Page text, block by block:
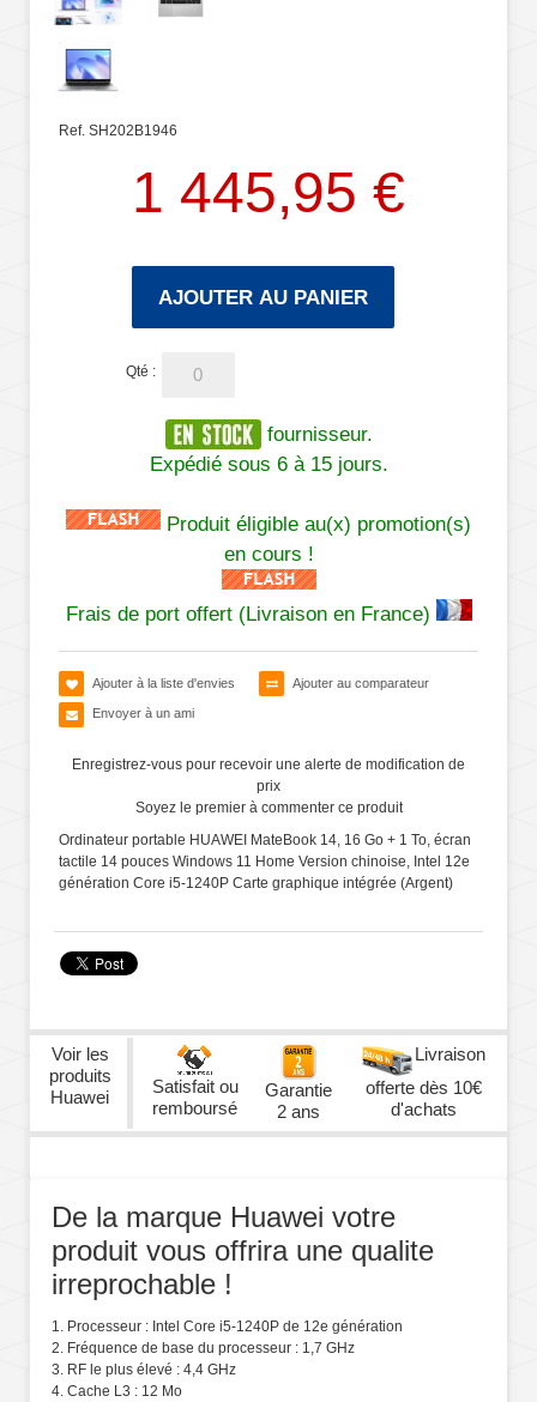
Ref. SH202B1946
1 445,95 €
AJOUTER AU PANIER
Qté :
fournisseur.
Expédié sous 6 à 15 jours.
Produit éligible au(x) promotion(s)
en cours !
Frais de port offert (Livraison en France)
Ajouter à la liste d'envies Ajouter au comparateur
Envoyer à un ami
Enregistrez-vous pour recevoir une alerte de modification de
prix
Soyez le premier à commenter ce produit
Ordinateur portable HUAWEI MateBook 14, 16 Go + 1 To, écran
tactile 14 pouces Windows 11 Home Version chinoise, Intel 12e
génération Core i5-1240P Carte graphique intégrée (Argent)
Voir les
produits
Huawei
Satisfait ou
remboursé
Garantie
2 ans
Livraison
offerte dès 10€
d'achats
De la marque Huawei votre
produit vous offrira une qualite
irreprochable !
1. Processeur : Intel Core i5-1240P de 12e génération
2. Fréquence de base du processeur : 1,7 GHz
3. RF le plus élevé : 4,4 GHz
4. Cache L3 : 12 Mo